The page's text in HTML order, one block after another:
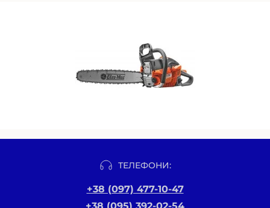
ТЕЛЕФОНИ:
+38 (097) 477-10-47